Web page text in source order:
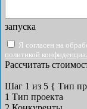
запуска
Я согласен на
политикой
Рассчитать
Шаг 1 из 5 { Тип
1 Тип проекта